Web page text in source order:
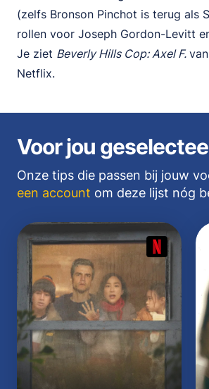
(zelfs Bronson Pinchot is terug als
rollen voor Joseph Gordon-Levitt
Je ziet Beverly Hills Cop: Axel F.
Netflix.
Voor jou
Onze tips die passen bij jouw
een account om deze lijst nóg